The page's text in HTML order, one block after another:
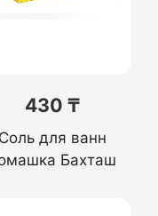
430 ₸
Соль для ванн
Бахташ